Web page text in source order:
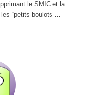
le SMIC et la
“petits boulots”…